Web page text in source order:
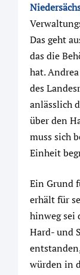
Das geht
das die
hat.
des
anlässlich
über den
muss sich
Einheit
Ein Grund
erhält für
hinweg sei
Hard- und
würden in